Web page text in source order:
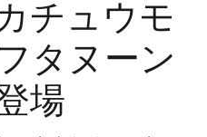
チュウモ
タヌーン
場